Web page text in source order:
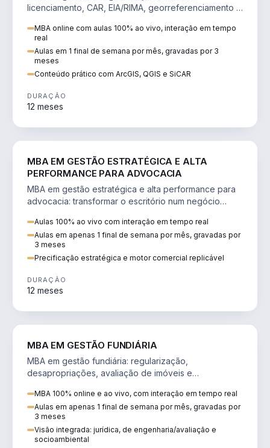
licenciamento, CAR, EIA/RIMA, georreferenciamento e
MBA online com aulas 100% ao vivo, interação em tempo
real
Aulas em 1 final de semana por mês, gravadas por 3
meses
Conteúdo prático com ArcGIS, QGIS e SiCAR
DURAÇÃO
12 meses
MBA EM GESTÃO ESTRATÉGICA E ALTA
PERFORMANCE PARA ADVOCACIA
MBA em gestão estratégica e alta performance para
advocacia: transformar o escritório num negócio
Aulas 100% ao vivo com interação em tempo real
Aulas em apenas 1 final de semana por mês, gravadas por
3 meses
Precificação estratégica e motor comercial replicável
DURAÇÃO
12 meses
MBA EM GESTÃO FUNDIÁRIA
MBA em gestão fundiária: regularização,
desapropriações, avaliação de imóveis e
MBA 100% online e ao vivo, com interação em tempo real
Aulas em apenas 1 final de semana por mês, gravadas por
3 meses
Visão integrada: jurídica, de engenharia/avaliação e
socioambiental